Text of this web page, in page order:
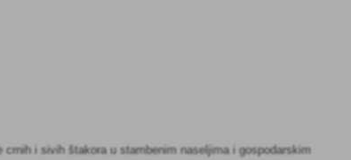
i sivih štakora u stambenim naseljima i gospodarskim